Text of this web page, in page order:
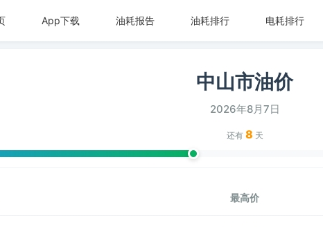
App下载 油耗报告 油耗排行 电耗排行
中山市油价
2026年8月7日
还有 8 天
最高价